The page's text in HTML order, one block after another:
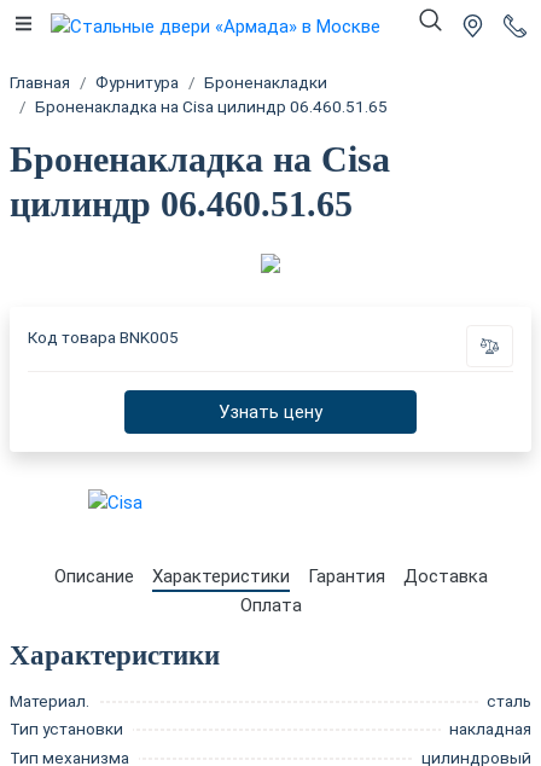
Главная Фурнитура
Броненакладки
Броненакладка на Cisa цилиндр 06.460.51.65
Броненакладка на Cisa
цилиндр 06.460.51.65
Описание Характеристики Гарантия
Доставка
Оплата
Характеристики
Материал.
сталь
Тип установки
накладная
Тип механизма
цилиндровый
Код товара BNK005
Узнать цену